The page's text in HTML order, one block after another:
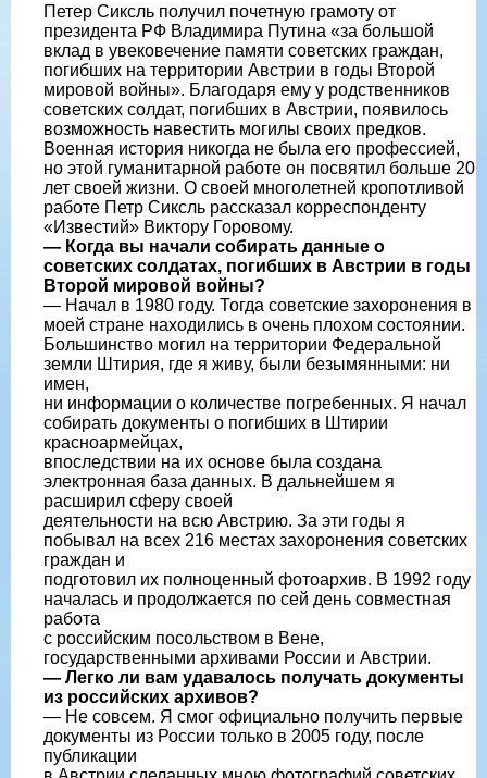
Петер Сиксль получил почетную грамоту от
президента РФ Владимира Путина «за большой
вклад в увековечение памяти советских граждан,
погибших на территории Австрии в годы Второй
мировой войны». Благодаря ему у родственников
советских солдат, погибших в Австрии, появилось
возможность навестить могилы своих предков.
Военная история никогда не была его профессией,
но этой гуманитарной работе он посвятил больше 20
лет своей жизни. О своей многолетней кропотливой
работе Петр Сиксль рассказал корреспонденту
«Известий» Виктору Горовому.
— Когда вы начали собирать данные о
советских солдатах, погибших в Австрии в годы
Второй мировой войны?
— Начал в 1980 году. Тогда советские захоронения в
моей стране находились в очень плохом состоянии.
Большинство могил на территории Федеральной
земли Штирия, где я живу, были безымянными: ни
имен,
ни информации о количестве погребенных. Я начал
собирать документы о погибших в Штирии
красноармейцах,
впоследствии на их основе была создана
электронная база данных. В дальнейшем я
расширил сферу своей
деятельности на всю Австрию. За эти годы я
побывал на всех 216 местах захоронения советских
граждан и
подготовил их полноценный фотоархив. В 1992 году
началась и продолжается по сей день совместная
работа
с российским посольством в Вене,
государственными архивами России и Австрии.
— Легко ли вам удавалось получать документы
из российских архивов?
— Не совсем. Я смог официально получить первые
документы из России только в 2005 году, после
публикации